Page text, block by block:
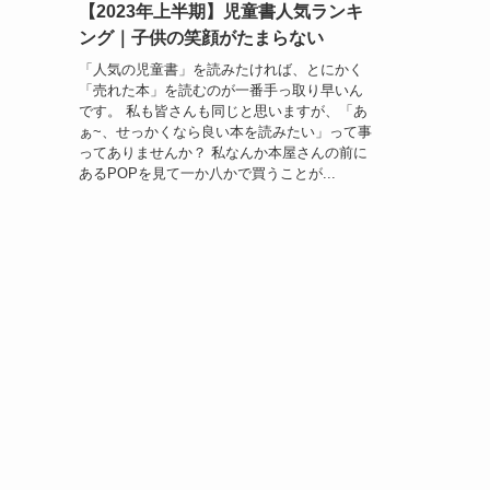
【2023年上半期】児童書人気ランキ
ング｜子供の笑顔がたまらない
「人気の児童書」を読みたければ、とにかく
「売れた本」を読むのが一番手っ取り早いん
です。 私も皆さんも同じと思いますが、「あ
ぁ~、せっかくなら良い本を読みたい」って事
ってありませんか？ 私なんか本屋さんの前に
あるPOPを見て一か八かで買うことが...